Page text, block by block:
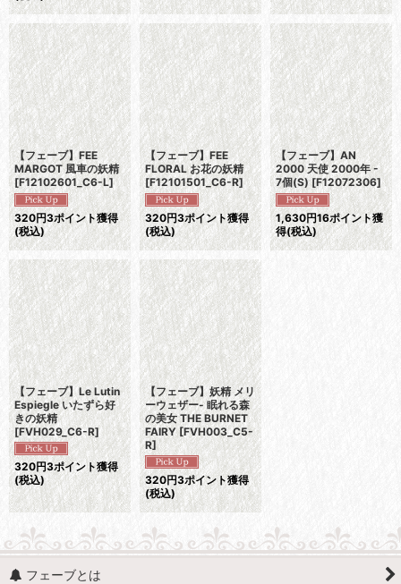
【フェーブ】FEE
MARGOT 風車の妖精
[F12102601_C6-L]
320円3ポイント獲得
(税込)
【フェーブ】FEE
FLORAL お花の妖精
[F12101501_C6-R]
320円3ポイント獲得
(税込)
【フェーブ】AN
2000 天使 2000年 -
7個(S) [F12072306]
1,630円16ポイント獲
得(税込)
【フェーブ】Le Lutin
Espiegle いたずら好
きの妖精
[FVH029_C6-R]
320円3ポイント獲得
(税込)
【フェーブ】妖精 メリ
ーウェザー- 眠れる森
の美女 THE BURNET
FAIRY [FVH003_C5-
R]
320円3ポイント獲得
(税込)
フェーブとは